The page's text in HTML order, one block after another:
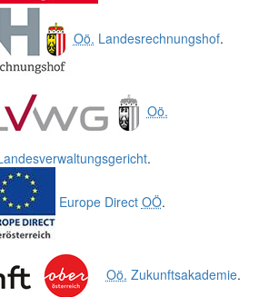
Oö. Landesrechnungshof.
Oö.
.
Europe Direct OÖ.
Oö. Zukunftsakademie.